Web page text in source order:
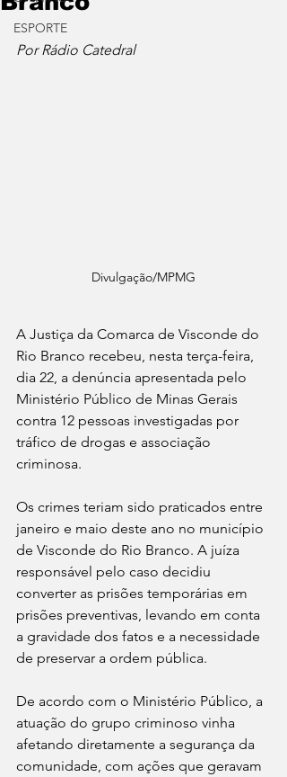
ESPORTE
Por Rádio Catedral
Divulgação/MPMG
A Justiça da Comarca de Visconde do
Rio Branco recebeu, nesta terça-feira,
dia 22, a denúncia apresentada pelo
Ministério Público de Minas Gerais
contra 12 pessoas investigadas por
tráfico de drogas e associação
criminosa.
Os crimes teriam sido praticados entre
janeiro e maio deste ano no município
de Visconde do Rio Branco. A juíza
responsável pelo caso decidiu
converter as prisões temporárias em
prisões preventivas, levando em conta
a gravidade dos fatos e a necessidade
de preservar a ordem pública.
De acordo com o Ministério Público, a
atuação do grupo criminoso vinha
afetando diretamente a segurança da
comunidade, com ações que geravam